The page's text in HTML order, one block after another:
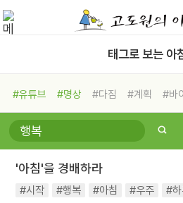
태그로 보는 아
#유튜브 #명상 #다짐 #계획 #바
#비전캠프
#독서캠프 #삶
#희망
#나눔 #친구 #링컨학교
#독서
#건강 #면역력
'아침'을 경배하라
#시작 #행복 #아침 #우주 #